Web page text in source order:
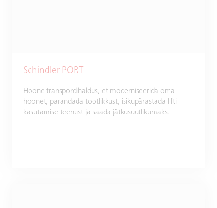
Schindler PORT
Hoone transpordihaldus, et moderniseerida oma
hoonet, parandada tootlikkust, isikupärastada lifti
kasutamise teenust ja saada jätkusuutlikumaks.